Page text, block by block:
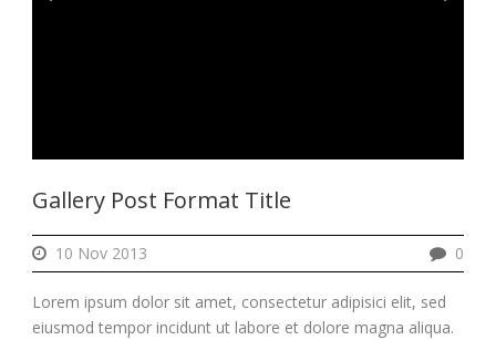
Gallery Post Format Title
10 Nov 2013 0
Lorem ipsum dolor sit amet, consectetur adipisici elit, sed
eiusmod tempor incidunt ut labore et dolore magna aliqua.